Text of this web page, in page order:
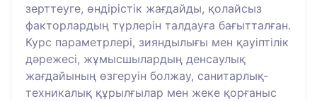
зерттеуге, өндірістік жағдайды, қолайсыз
факторлардың түрлерін талдауға бағытталған.
Курс параметрлері, зияндылығы мен қауіптілік
дәрежесі, жұмысшылардың денсаулық
жағдайының өзгеруін болжау, санитарлық-
техникалық құрылғылар мен жеке қорғаныс